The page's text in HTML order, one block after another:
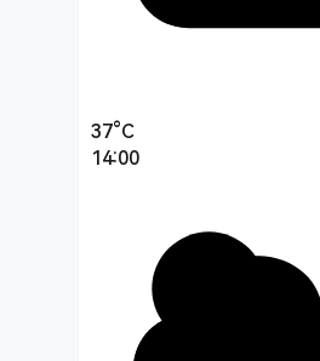
37°C
14:00